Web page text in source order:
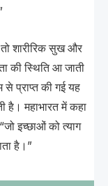
शारीरिक सुख और
की स्थिति आ जाती
से प्राप्त की गई यह
है। महाभारत में कहा
इच्छाओं को त्याग
है।”